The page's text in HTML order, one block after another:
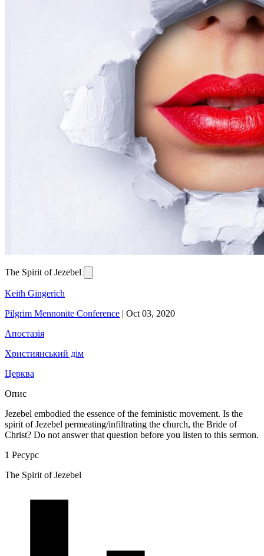
The Spirit of Jezebel
Keith Gingerich
Pilgrim Mennonite Conference | Oct 03, 2020
Апостазія
Християнський дім
Церква
Опис
Jezebel embodied the essence of the feministic movement. Is the
spirit of Jezebel permeating/infiltrating the church, the Bride of
Christ? Do not answer that question before you listen to this sermon.
1 Ресурс
The Spirit of Jezebel